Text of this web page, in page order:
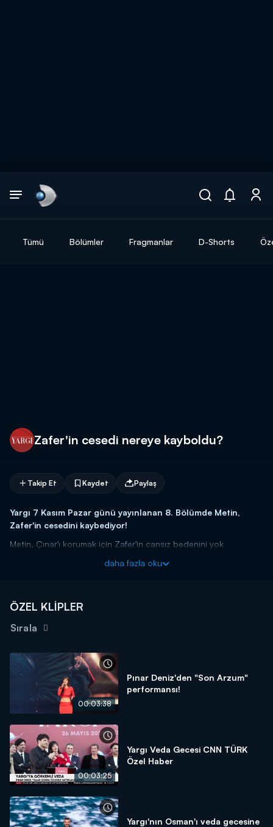
Tümü Bölümler Fragmanlar D-Shorts
Zafer'in cesedi nereye kayboldu?
Takip Et Kaydet Paylaş
Yargı 7 Kasım Pazar günü yayınlanan 8. Bölümde Metin,
Zafer'in cesedini kaybediyor!
Metin, Çınar'ı korumak için Zafer'in cansız bedenini yok
gözden kaçırır. Arabanın içine sakladığı ceset birden yok
Yargı yeni bölümüyle Pazar 20.00'da Kanal D'de!
daha fazla oku
ÖZEL KLİPLER
Sırala
00:03:38
Pınar Deniz'den "Son Arzum"
performansı!
00:03:25
Yargı Veda Gecesi CNN TÜRK
Özel Haber
Yargı'nın Osman'ı veda gecesine